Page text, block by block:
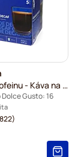
Grande Bez kofeinu - Káva na každý den
Gusto: 16